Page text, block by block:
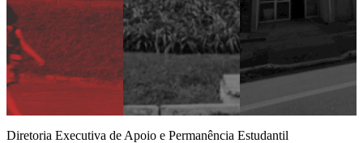
Diretoria Executiva de Apoio e Permanência Estudantil